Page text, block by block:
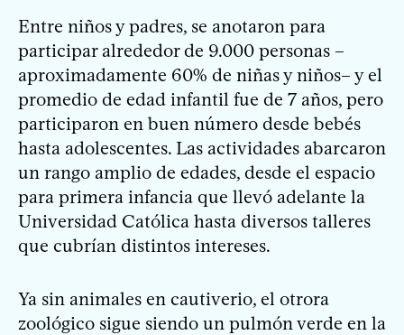
Entre niños y padres, se anotaron para
participar alrededor de 9.000 personas –
aproximadamente 60% de niñas y niños– y el
promedio de edad infantil fue de 7 años, pero
participaron en buen número desde bebés
hasta adolescentes. Las actividades abarcaron
un rango amplio de edades, desde el espacio
para primera infancia que llevó adelante la
Universidad Católica hasta diversos talleres
que cubrían distintos intereses.
Ya sin animales en cautiverio, el otrora
zoológico sigue siendo un pulmón verde en la